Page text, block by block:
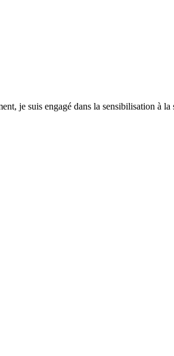
je suis engagé dans la sensibilisation à la